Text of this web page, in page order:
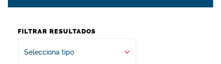
FILTRAR RESULTADOS
Selecciona tipo